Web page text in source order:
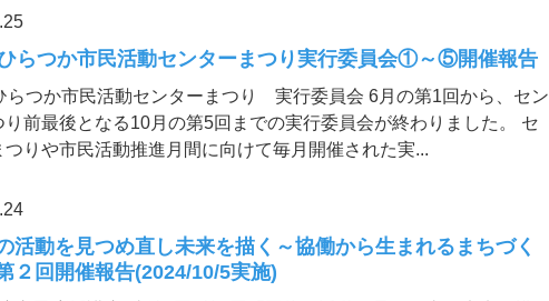
らつか市民活動センターまつり実行委員会①～⑤開催報告
らつか市民活動センターまつり 実行委員会 6月の第1回から、セン
り前最後となる10月の第5回までの実行委員会が終わりました。 セ
つりや市民活動推進月間に向けて毎月開催された実...
活動を見つめ直し未来を描く～協働から生まれるまちづく
２回開催報告(2024/10/5実施)